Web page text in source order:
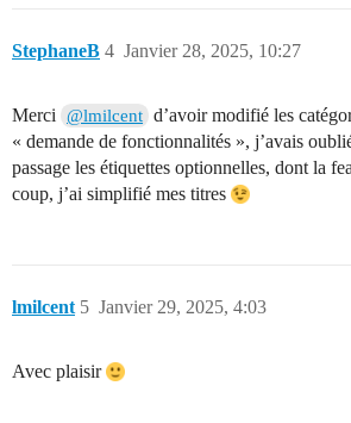
StephaneB Janvier 28, 2025, 10:27
4
Merci @lmilcent d’avoir modifié les
« demande de fonctionnalités », j’avais
passage les étiquettes optionnelles, dont la
coup, j’ai simplifié mes titres
lmilcent Janvier 29, 2025, 4:03
5
Avec plaisir